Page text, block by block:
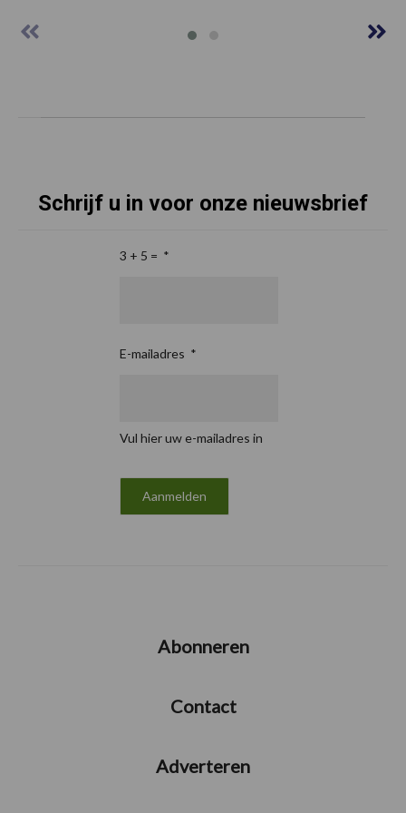
Schrijf u in voor onze nieuwsbrief
3 + 5 = *
E-mailadres *
Vul hier uw e-mailadres in
Abonneren
Contact
Adverteren